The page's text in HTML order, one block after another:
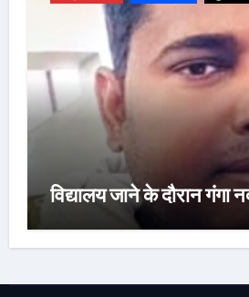
विद्यालय जाने के दौरान गंगा